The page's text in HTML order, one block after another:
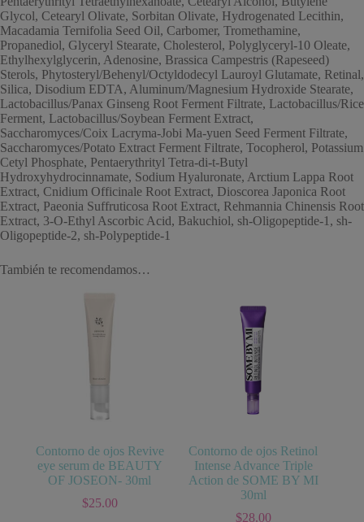
Glycol, Cetearyl Olivate, Sorbitan Olivate, Hydrogenated Lecithin,
Macadamia Ternifolia Seed Oil, Carbomer, Tromethamine,
Propanediol, Glyceryl Stearate, Cholesterol, Polyglyceryl-10 Oleate,
Ethylhexylglycerin, Adenosine, Brassica Campestris (Rapeseed)
Sterols, Phytosteryl/Behenyl/Octyldodecyl Lauroyl Glutamate, Retinal,
Silica, Disodium EDTA, Aluminum/Magnesium Hydroxide Stearate,
Lactobacillus/Panax Ginseng Root Ferment Filtrate, Lactobacillus/Rice
Ferment, Lactobacillus/Soybean Ferment Extract,
Saccharomyces/Coix Lacryma-Jobi Ma-yuen Seed Ferment Filtrate,
Saccharomyces/Potato Extract Ferment Filtrate, Tocopherol, Potassium
Cetyl Phosphate, Pentaerythrityl Tetra-di-t-Butyl
Hydroxyhydrocinnamate, Sodium Hyaluronate, Arctium Lappa Root
Extract, Cnidium Officinale Root Extract, Dioscorea Japonica Root
Extract, Paeonia Suffruticosa Root Extract, Rehmannia Chinensis Root
Extract, 3-O-Ethyl Ascorbic Acid, Bakuchiol, sh-Oligopeptide-1, sh-
Oligopeptide-2, sh-Polypeptide-1
También te recomendamos…
Contorno de ojos Revive
eye serum de BEAUTY
OF JOSEON- 30ml
$25.00
Contorno de ojos Retinol
Intense Advance Triple
Action de SOME BY MI
30ml
$28.00